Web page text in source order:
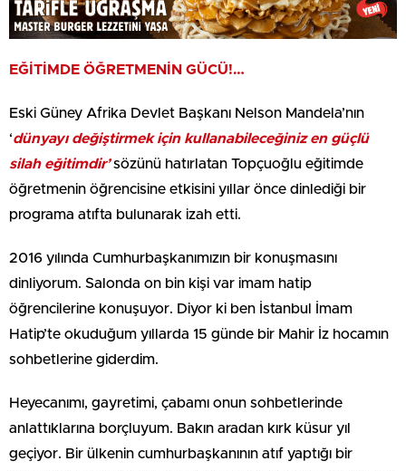
EĞİTİMDE ÖĞRETMENİN GÜCÜ!…
Eski Güney Afrika Devlet Başkanı Nelson Mandela’nın
‘dünyayı değiştirmek için kullanabileceğiniz en güçlü
silah eğitimdir’sözünü hatırlatan Topçuoğlu eğitimde
öğretmenin öğrencisine etkisini yıllar önce dinlediği bir
programa atıfta bulunarak izah etti.
2016 yılında Cumhurbaşkanımızın bir konuşmasını
dinliyorum. Salonda on bin kişi var imam hatip
öğrencilerine konuşuyor. Diyor ki ben İstanbul İmam
Hatip’te okuduğum yıllarda 15 günde bir Mahir İz hocamın
sohbetlerine giderdim.
Heyecanımı, gayretimi, çabamı onun sohbetlerinde
anlattıklarına borçluyum. Bakın aradan kırk küsur yıl
geçiyor. Bir ülkenin cumhurbaşkanının atıf yaptığı bir